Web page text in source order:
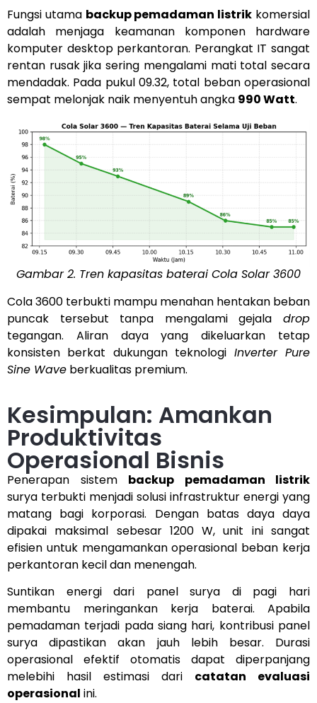
Fungsi utama backup pemadaman listrik komersial
adalah menjaga keamanan komponen hardware
komputer desktop perkantoran. Perangkat IT sangat
rentan rusak jika sering mengalami mati total secara
mendadak. Pada pukul 09.32, total beban operasional
sempat melonjak naik menyentuh angka 990 Watt.
Gambar 2. Tren kapasitas baterai Cola Solar 3600
Cola 3600 terbukti mampu menahan hentakan beban
puncak tersebut tanpa mengalami gejala drop
tegangan. Aliran daya yang dikeluarkan tetap
konsisten berkat dukungan teknologi Inverter Pure
Sine Wave berkualitas premium.
Kesimpulan: Amankan
Produktivitas
Operasional Bisnis
Penerapan sistem backup pemadaman listrik
surya terbukti menjadi solusi infrastruktur energi yang
matang bagi korporasi. Dengan batas daya daya
dipakai maksimal sebesar 1200 W, unit ini sangat
efisien untuk mengamankan operasional beban kerja
perkantoran kecil dan menengah.
Suntikan energi dari panel surya di pagi hari
membantu meringankan kerja baterai. Apabila
pemadaman terjadi pada siang hari, kontribusi panel
surya dipastikan akan jauh lebih besar. Durasi
operasional efektif otomatis dapat diperpanjang
melebihi hasil estimasi dari catatan evaluasi
operasional ini.